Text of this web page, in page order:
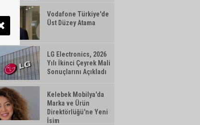
Vodafone Türkiye'de
Üst Düzey Atama
LG Electronics, 2026
Yılı İkinci Çeyrek Mali
Sonuçlarını Açıkladı
Kelebek Mobilya'da
Marka ve Ürün
Direktörlüğü'ne Yeni
İsim